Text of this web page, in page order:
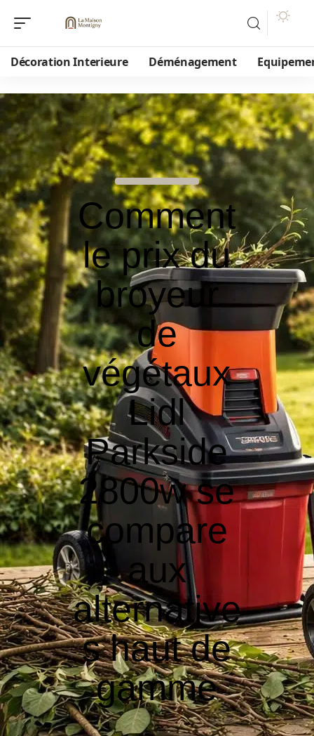
Décoration Interieure Déménagement
Comment
le prix du
broyeur
de
végétaux
Lidl
Parkside
2800w se
compare
aux
alternative
s haut de
gamme